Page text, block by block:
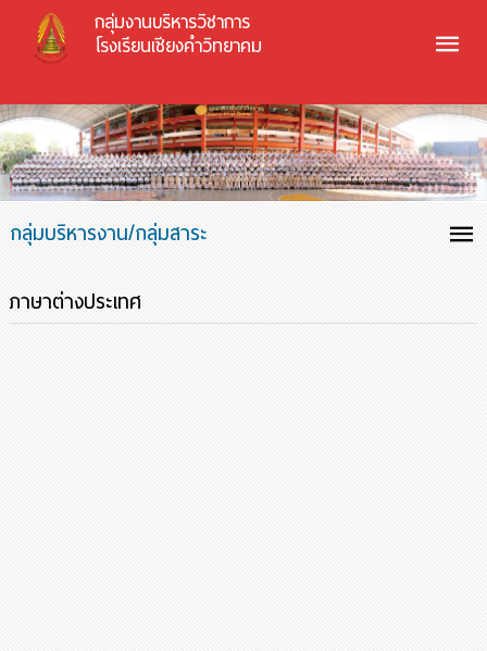
กลุ่มงานบริหารวิชาการ
โรงเรียนเชียงคำวิทยาคม
กลุ่มบริหารงาน/กลุ่มสาระ
ภาษาต่างประเทศ